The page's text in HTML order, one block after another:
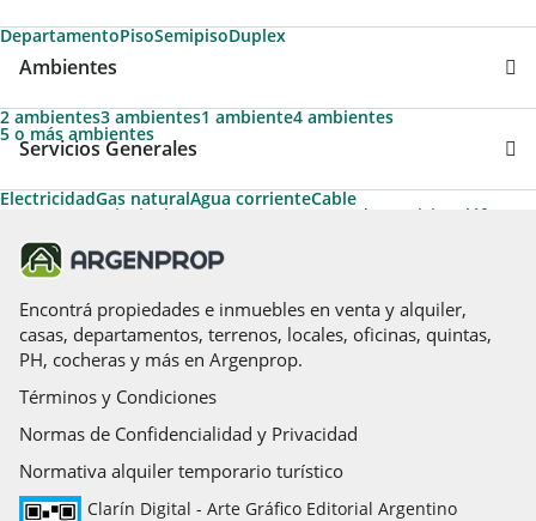
DepartamentoPisoSemipisoDuplex
Ambientes
2 ambientes3 ambientes1 ambiente4 ambientes
5 o más ambientes
Servicios Generales
ElectricidadGas naturalAgua corrienteCable
Ascensores principales Ascensor Ascensores de servicio Teléfono
Calefacción tiro balanceado
Caldera Apto ProfesionalPileta
Acceso para personas con movilidad reducida
Termotanque
Encontrá propiedades e inmuebles en venta y alquiler,
casas, departamentos, terrenos, locales, oficinas, quintas,
PH, cocheras y más en Argenprop.
Términos y Condiciones
Normas de Confidencialidad y Privacidad
Normativa alquiler temporario turístico
Clarín Digital - Arte Gráfico Editorial Argentino